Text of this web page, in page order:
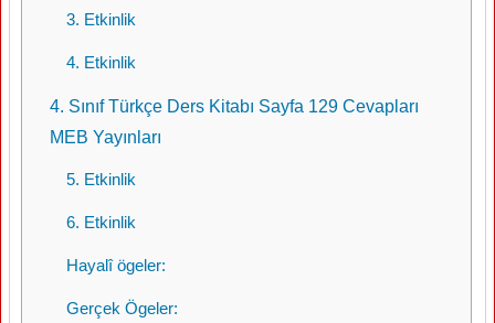
3. Etkinlik
4. Etkinlik
4. Sınıf Türkçe Ders Kitabı Sayfa 129 Cevapları
MEB Yayınları
5. Etkinlik
6. Etkinlik
Hayalî ögeler:
Gerçek Ögeler: